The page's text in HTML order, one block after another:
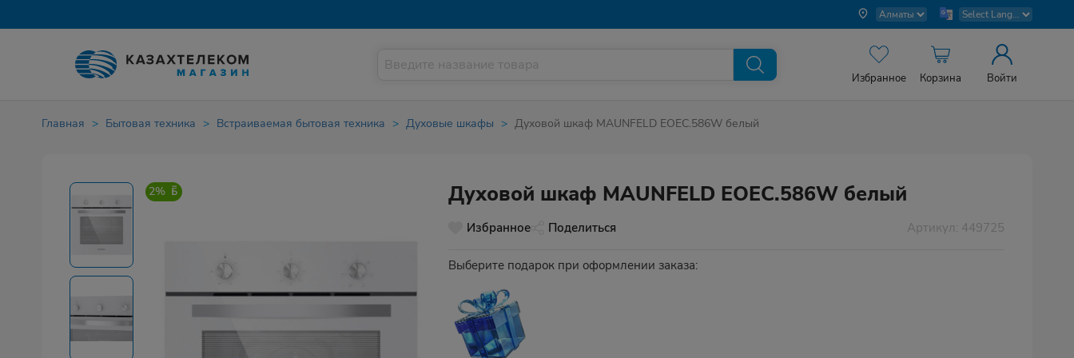
Избранное Корзина Войти
Главная Бытовая техника Встраиваемая бытовая техника Духовые шкафы Духовой шкаф MAUNFELD EOEС.586W белый
2% Духовой шкаф MAUNFELD EOEС.586W белый
Избранное Поделиться Артикул: 449725
Выберите подарок при оформлении заказа: